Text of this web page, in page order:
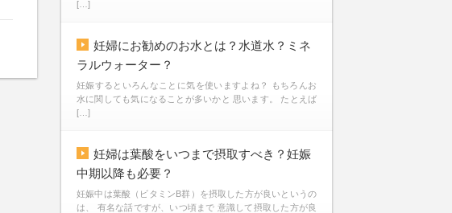
[…]
妊婦にお勧めのお水とは？水道水？ミネ
ラルウォーター？
妊娠するといろんなことに気を使いますよね？ もちろんお
水に関しても気になることが多いかと 思います。 たとえば
[…]
妊婦は葉酸をいつまで摂取すべき？妊娠
中期以降も必要？
妊娠中は葉酸（ビタミンB群）を摂取した方が良いというの
は、 有名な話ですが、いつ頃まで 意識して摂取した方が良